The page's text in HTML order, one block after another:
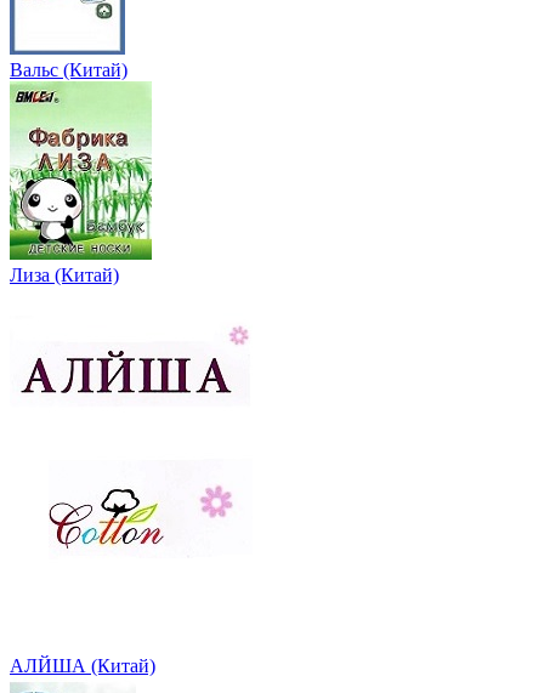
Вальс (Китай)
Лиза (Китай)
АЛЙША (Китай)